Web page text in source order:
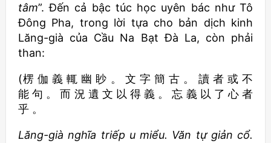
tâm”. Đến cả bậc túc học uyên bác như Tô
Đông Pha, trong lời tựa cho bản dịch kinh
Lăng-già của Cầu Na Bạt Ðà La, còn phải
than:
(楞 伽 義 輒 幽 眇 。 文 字 簡 古 。 讀 者 或 不
能 句 。 而 況 遺 文 以 得 義 。 忘 義 以 了 心 者
乎 。
Lăng-già nghĩa triếp u miểu. Văn tự giản cổ.